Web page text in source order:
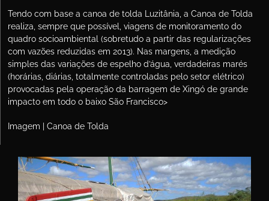
Tendo com base a canoa de tolda Luzitânia, a Canoa de Tolda
realiza, sempre que possível, viagens de monitoramento do
quadro socioambiental (sobretudo a partir das regularizações
com vazões reduzidas em 2013). Nas margens, a medição
simples das variações de espelho d’água, verdadeiras marés
(horárias, diárias, totalmente controladas pelo setor elétrico)
provocadas pela operação da barragem de Xingó de grande
impacto em todo o baixo São Francisco>
Imagem | Canoa de Tolda